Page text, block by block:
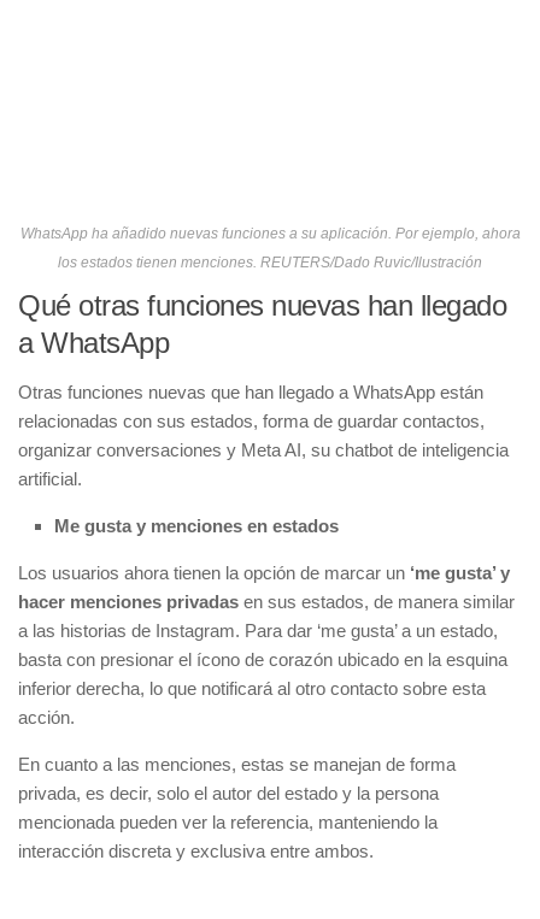
WhatsApp ha añadido nuevas funciones a su aplicación. Por ejemplo, ahora
los estados tienen menciones. REUTERS/Dado Ruvic/Ilustración
Qué otras funciones nuevas han llegado
a WhatsApp
Otras funciones nuevas que han llegado a WhatsApp están
relacionadas con sus estados, forma de guardar contactos,
organizar conversaciones y Meta AI, su chatbot de inteligencia
artificial.
Me gusta y menciones en estados
Los usuarios ahora tienen la opción de marcar un ‘me gusta’ y
hacer menciones privadas en sus estados, de manera similar
a las historias de Instagram. Para dar ‘me gusta’ a un estado,
basta con presionar el ícono de corazón ubicado en la esquina
inferior derecha, lo que notificará al otro contacto sobre esta
acción.
En cuanto a las menciones, estas se manejan de forma
privada, es decir, solo el autor del estado y la persona
mencionada pueden ver la referencia, manteniendo la
interacción discreta y exclusiva entre ambos.